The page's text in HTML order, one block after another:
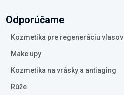
Odporúčame
Kozmetika pre regeneráciu vlasov
Make upy
Kozmetika na vrásky a antiaging
Rúže